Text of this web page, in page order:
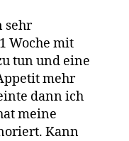
sehr
Woche mit
tun und eine
mehr
dann ich
meine
Kann